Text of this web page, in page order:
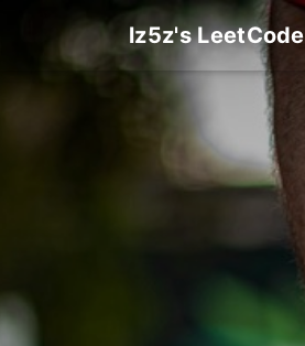
lz5z's LeetCode